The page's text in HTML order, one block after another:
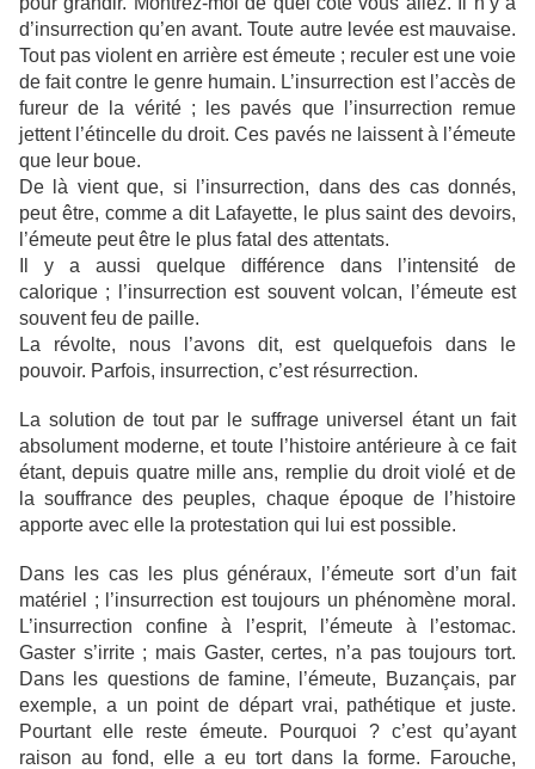
d’insurrection qu’en avant. Toute autre levée est mauvaise.
Tout pas violent en arrière est émeute ; reculer est une voie
de fait contre le genre humain. L’insurrection est l’accès de
fureur de la vérité ; les pavés que l’insurrection remue
jettent l’étincelle du droit. Ces pavés ne laissent à l’émeute
que leur boue.
De là vient que, si l’insurrection, dans des cas donnés,
peut être, comme a dit Lafayette, le plus saint des devoirs,
l’émeute peut être le plus fatal des attentats.
Il y a aussi quelque différence dans l’intensité de
calorique ; l’insurrection est souvent volcan, l’émeute est
souvent feu de paille.
La révolte, nous l’avons dit, est quelquefois dans le
pouvoir. Parfois, insurrection, c’est résurrection.
La solution de tout par le suffrage universel étant un fait
absolument moderne, et toute l’histoire antérieure à ce fait
étant, depuis quatre mille ans, remplie du droit violé et de
la souffrance des peuples, chaque époque de l’histoire
apporte avec elle la protestation qui lui est possible.
Dans les cas les plus généraux, l’émeute sort d’un fait
matériel ; l’insurrection est toujours un phénomène moral.
L’insurrection confine à l’esprit, l’émeute à l’estomac.
Gaster s’irrite ; mais Gaster, certes, n’a pas toujours tort.
Dans les questions de famine, l’émeute, Buzançais, par
exemple, a un point de départ vrai, pathétique et juste.
Pourtant elle reste émeute. Pourquoi ? c’est qu’ayant
raison au fond, elle a eu tort dans la forme. Farouche,